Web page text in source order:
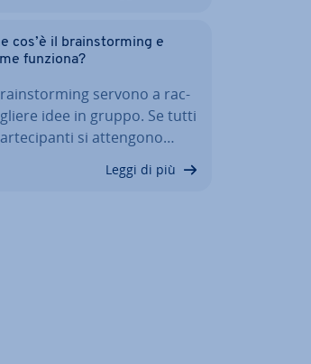
cos’è il brain­stor­ming e
funziona?
servono a rac­
idee in gruppo. Se tutti
si attengono…
Leggi di più